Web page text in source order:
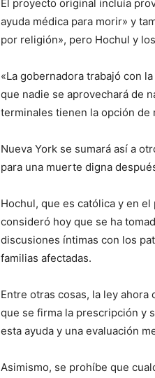
El proyecto original incluía
ayuda médica para morir» y
por religión», pero Hochul y
«La gobernadora trabajó con
que nadie se aprovechará de
terminales tienen la opción de
Nueva York se sumará así a
para una muerte digna
Hochul, que es católica y en
consideró hoy que se ha
discusiones íntimas con los
familias afectadas.
Entre otras cosas, la ley
que se firma la prescripción y
esta ayuda y una evaluación
Asimismo, se prohíbe que